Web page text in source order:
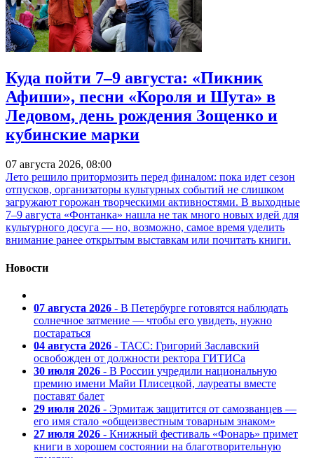
Куда пойти 7–9 августа: «Пикник
Афиши», песни «Короля и Шута» в
Ледовом, день рождения Зощенко и
кубинские марки
07 августа 2026, 08:00
Лето решило притормозить перед финалом: пока идет сезон
отпусков, организаторы культурных событий не слишком
загружают горожан творческими активностями. В выходные
7–9 августа «Фонтанка» нашла не так много новых идей для
культурного досуга — но, возможно, самое время уделить
внимание ранее открытым выставкам или почитать книги.
Новости
07 августа 2026 - В Петербурге готовятся наблюдать
солнечное затмение — чтобы его увидеть, нужно
постараться
04 августа 2026 - ТАСС: Григорий Заславский
освобожден от должности ректора ГИТИСа
30 июля 2026 - В России учредили национальную
премию имени Майи Плисецкой, лауреаты вместе
поставят балет
29 июля 2026 - Эрмитаж защитится от самозванцев —
его имя стало «общеизвестным товарным знаком»
27 июля 2026 - Книжный фестиваль «Фонарь» примет
книги в хорошем состоянии на благотворительную